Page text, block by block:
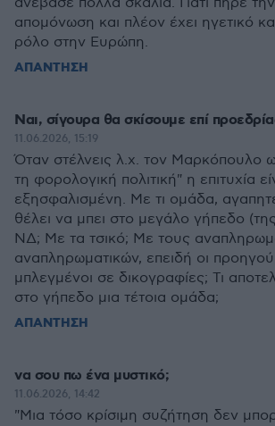
απομόνωση και πλέον έχει ηγετικό
ρόλο στην Ευρώπη.
ΑΠΑΝΤΗΣΗ
Ναι, σίγουρα θα σκίσουμε επί
11.06.2026, 15:19
Όταν στέλνεις λ.χ. τον Μαρκόπουλο
τη φορολογική πολιτική" η επιτυχία
εξησφαλισμένη. Με τι ομάδα,
θέλει να μπει στο μεγάλο γήπεδο
ΝΔ; Με τα τσικό; Με τους
αναπληρωματικών, επειδή οι
μπλεγμένοι σε δικογραφίες; Τι
στο γήπεδο μια τέτοια ομάδα;
ΑΠΑΝΤΗΣΗ
να σου πω ένα μυστικό;
11.06.2026, 14:42
"Μια τόσο κρίσιμη συζήτηση δεν